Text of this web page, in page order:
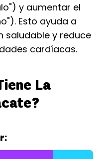
y aumentar el
Esto ayuda a
saludable y reduce
cardíacas.
La